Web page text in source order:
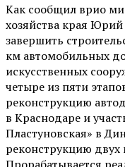
Как сообщил врио
хозяйства края
завершить
км автомобильных
искусственных
четыре из пяти
реконструкцию
в Краснодаре и
Пластуновская» в
реконструкцию
Прорабатывается